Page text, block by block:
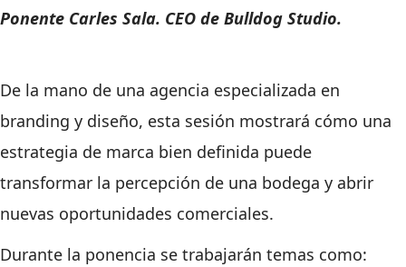
Ponente Carles Sala. CEO de Bulldog Studio.
De la mano de una agencia especializada en
branding y diseño, esta sesión mostrará cómo una
estrategia de marca bien definida puede
transformar la percepción de una bodega y abrir
nuevas oportunidades comerciales.
Durante la ponencia se trabajarán temas como: